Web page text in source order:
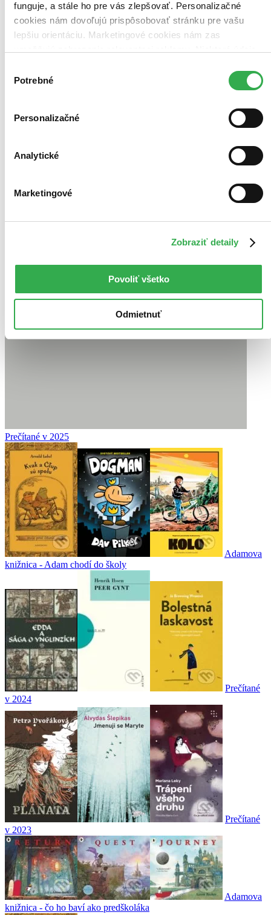
funguje, a stále ho pre vás zlepšovať. Personalizačné
cookies nám dovoľujú prispôsobovať stránku pre vašu
lepšiu orientáciu. Marketingové cookies nám zas
keby sme mohli používať všetky tieto cookies. Ďakujeme!
súhlasu
Potrebné
Personalizačné
Analytické
Marketingové
Zobraziť detaily
Povoliť všetko
Odmietnuť
Prečítané v 2025
Adamova
knižnica - Adam chodí do školy
Prečítané
v 2024
Prečítané
v 2023
Adamova
knižnica - čo ho baví ako predškoláka